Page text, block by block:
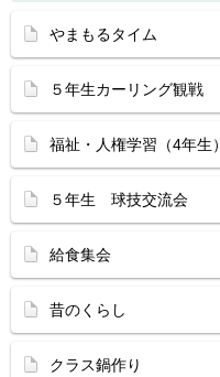
やまもるタイム
５年生カーリング観戦
福祉・人権学習（4年生）
５年生 球技交流会
給食集会
昔のくらし
クラス鍋作り